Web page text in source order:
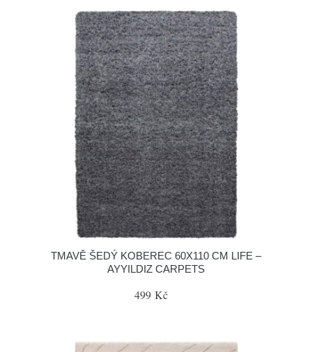
TMAVĚ ŠEDÝ KOBEREC 60X110 CM LIFE –
AYYILDIZ CARPETS
499 Kč